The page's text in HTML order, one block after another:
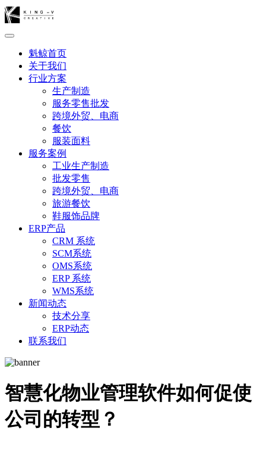
魁鲸首页
关于我们
行业方案
生产制造
服务零售批发
跨境外贸、电商
餐饮
服装面料
服务案例
工业生产制造
批发零售
跨境外贸、电商
旅游餐饮
鞋服饰品牌
ERP产品
CRM 系统
SCM系统
OMS系统
ERP 系统
WMS系统
新闻动态
技术分享
ERP动态
联系我们
智慧化物业管理软件如何促使
公司的转型？